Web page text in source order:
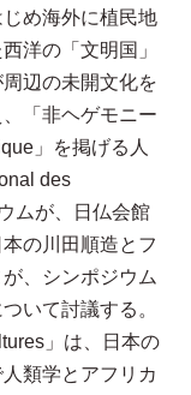
め海外に植民地
洋の「文明国」
辺の未開文化を
「非ヘゲモニー
」を掲げる人
des
ムが、日仏会館
の川田順造とフ
、シンポジウム
いて討議する。
」は、日本の
類学とアフリカ